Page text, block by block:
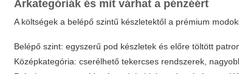
Árkategóriák és mit várhat a pénzéért
A költségek a belépő szintű készletektől a prémium
Belépő szint: egyszerű pod készletek és előre töltött
Középkategória: cserélhető tekercses rendszerek,